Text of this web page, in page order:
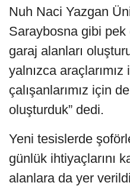
Nuh Naci Yazgan
Saraybosna gibi pek
garaj alanları
yalnızca
çalışanlarımız için
oluşturduk” dedi.
Yeni tesislerde
günlük ihtiyaçlarını
alanlara da yer